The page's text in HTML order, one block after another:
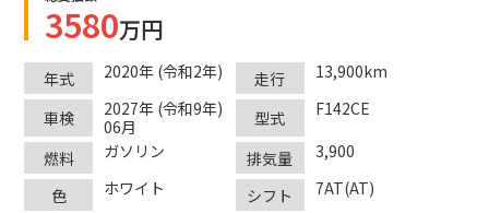
3580万円
年式 2020年 (令和2年) 走行 13,900km
車検
2027年 (令和9年)
06月
型式 F142CE
燃料 ガソリン 排気量 3,900
色 ホワイト シフト 7AT(AT)